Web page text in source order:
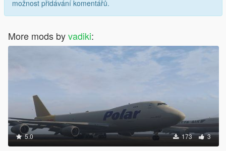
možnost přidávání komentářů.
More mods byvadiki:
5.0 173 3